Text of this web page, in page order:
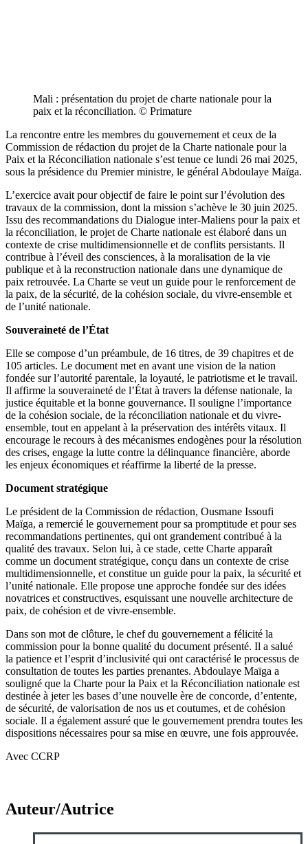
Mali : présentation du projet de charte nationale pour la
paix et la réconciliation. © Primature
La rencontre entre les membres du gouvernement et ceux de la
Commission de rédaction du projet de la Charte nationale pour la
Paix et la Réconciliation nationale s’est tenue ce lundi 26 mai 2025,
sous la présidence du Premier ministre, le général Abdoulaye Maïga.
L’exercice avait pour objectif de faire le point sur l’évolution des
travaux de la commission, dont la mission s’achève le 30 juin 2025.
Issu des recommandations du Dialogue inter-Maliens pour la paix et
la réconciliation, le projet de Charte nationale est élaboré dans un
contexte de crise multidimensionnelle et de conflits persistants. Il
contribue à l’éveil des consciences, à la moralisation de la vie
publique et à la reconstruction nationale dans une dynamique de
paix retrouvée. La Charte se veut un guide pour le renforcement de
la paix, de la sécurité, de la cohésion sociale, du vivre-ensemble et
de l’unité nationale.
Souveraineté de l’État
Elle se compose d’un préambule, de 16 titres, de 39 chapitres et de
105 articles. Le document met en avant une vision de la nation
fondée sur l’autorité parentale, la loyauté, le patriotisme et le travail.
Il affirme la souveraineté de l’État à travers la défense nationale, la
justice équitable et la bonne gouvernance. Il souligne l’importance
de la cohésion sociale, de la réconciliation nationale et du vivre-
ensemble, tout en appelant à la préservation des intérêts vitaux. Il
encourage le recours à des mécanismes endogènes pour la résolution
des crises, engage la lutte contre la délinquance financière, aborde
les enjeux économiques et réaffirme la liberté de la presse.
Document stratégique
Le président de la Commission de rédaction, Ousmane Issoufi
Maïga, a remercié le gouvernement pour sa promptitude et pour ses
recommandations pertinentes, qui ont grandement contribué à la
qualité des travaux. Selon lui, à ce stade, cette Charte apparaît
comme un document stratégique, conçu dans un contexte de crise
multidimensionnelle, et constitue un guide pour la paix, la sécurité et
l’unité nationale. Elle propose une approche fondée sur des idées
novatrices et constructives, esquissant une nouvelle architecture de
paix, de cohésion et de vivre-ensemble.
Dans son mot de clôture, le chef du gouvernement a félicité la
commission pour la bonne qualité du document présenté. Il a salué
la patience et l’esprit d’inclusivité qui ont caractérisé le processus de
consultation de toutes les parties prenantes. Abdoulaye Maïga a
souligné que la Charte pour la Paix et la Réconciliation nationale est
destinée à jeter les bases d’une nouvelle ère de concorde, d’entente,
de sécurité, de valorisation de nos us et coutumes, et de cohésion
sociale. Il a également assuré que le gouvernement prendra toutes les
dispositions nécessaires pour sa mise en œuvre, une fois approuvée.
Avec CCRP
Auteur/Autrice